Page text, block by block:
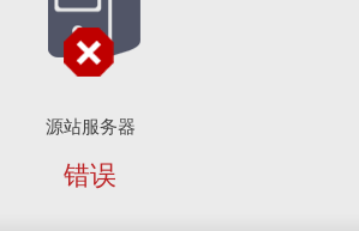
源站服务器
错误